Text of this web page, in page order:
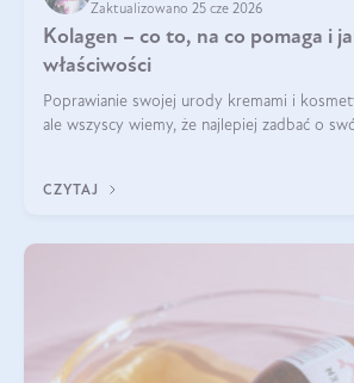
Zaktualizowano 25 cze 2026
Kolagen – co to, na co pomaga i
właściwości
Poprawianie swojej urody kremami i
ale wszyscy wiemy, że najlepiej zadbać o
wysokiej jakości suplem
CZYTAJ